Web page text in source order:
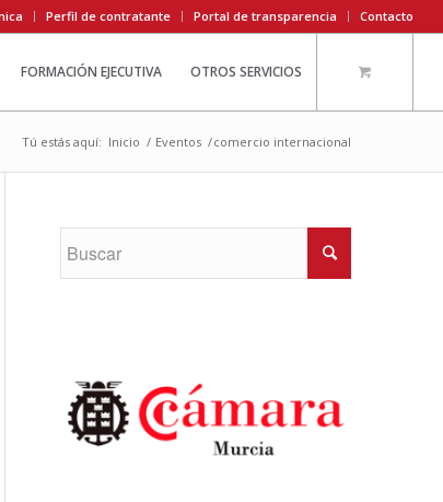
Perfil de contratante Portal de transparencia Contacto
FORMACIÓN EJECUTIVA OTROS SERVICIOS
Tú estás aquí: Inicio / Eventos /comercio internacional